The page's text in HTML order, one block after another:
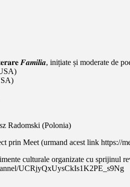
𝑭𝒂𝒎𝒊𝒍𝒊𝒂, inițiate și moderate
Radomski (Polonia)
prin Meet (urmand acest link https://
culturale organizate cu sprijinul
UCRjyQxUysCkIs1K2PE_s9Ng